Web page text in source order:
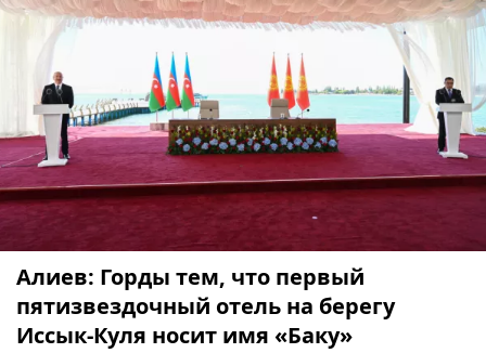
Алиев: Горды тем, что первый
пятизвездочный отель на берегу
Иссык-Куля носит имя «Баку»